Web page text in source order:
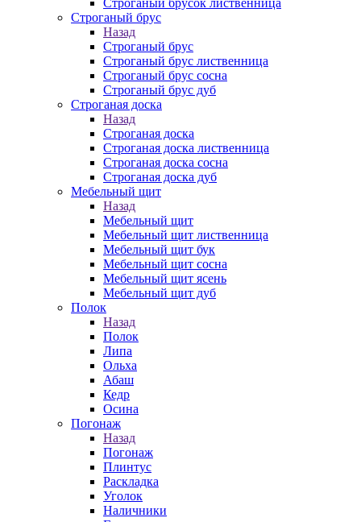
Строганый брусок лиственница
Строганый брус
Назад
Строганый брус
Строганый брус лиственница
Строганый брус сосна
Строганый брус дуб
Строганая доска
Назад
Строганая доска
Строганая доска лиственница
Строганая доска сосна
Строганая доска дуб
Мебельный щит
Назад
Мебельный щит
Мебельный щит лиственница
Мебельный щит бук
Мебельный щит сосна
Мебельный щит ясень
Мебельный щит дуб
Полок
Назад
Полок
Липа
Ольха
Абаш
Кедр
Осина
Погонаж
Назад
Погонаж
Плинтус
Раскладка
Уголок
Наличники